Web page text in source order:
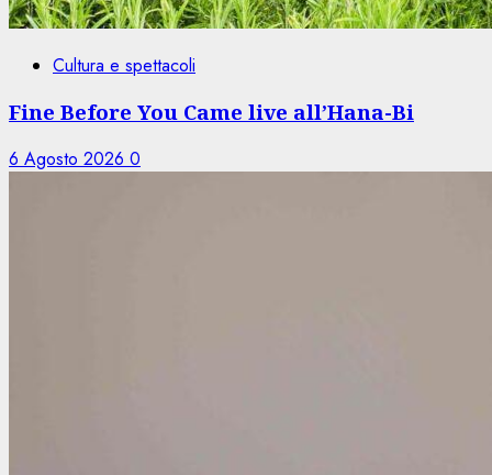
Cultura e spettacoli
Fine Before You Came live all’Hana-Bi
6 Agosto 2026 0